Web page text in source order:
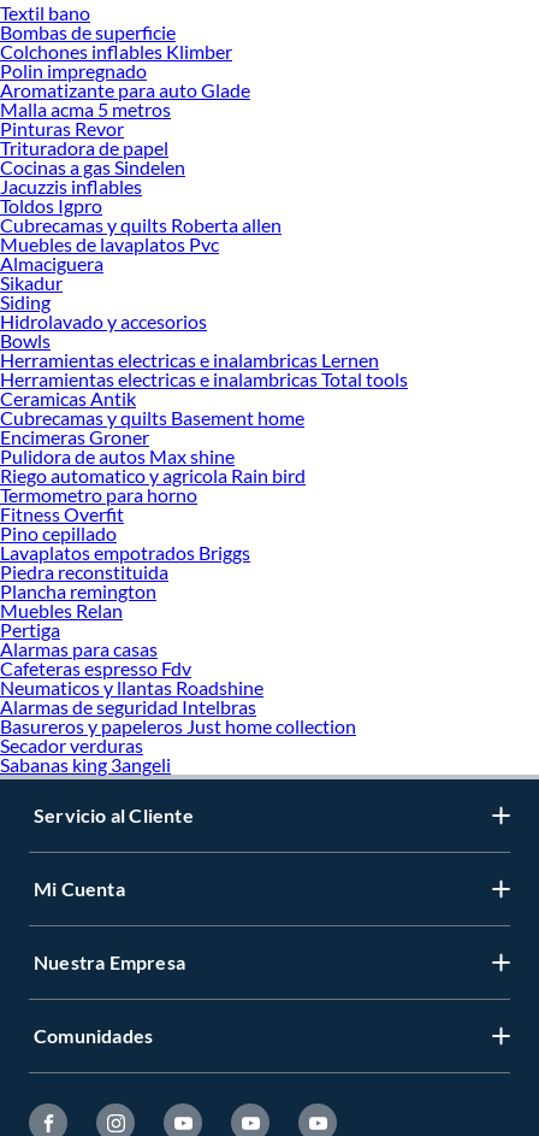
Desde remodelaciones hasta proyectos de decoración, estamos aquí para hacer
tus ideas realidad. ¡Visítanos y encuentra todo lo que tenemos para ofrecerte en
Receptáculos de ducha!
Explora la variedad de productos de Receptáculos de ducha en Sodimac
Herramientas, materiales y accesorios de calidad para tus proyectos y
renovación de espacios. ¡Visítanos y descubre todo lo que tenemos para
ofrecerte!
Encuentra una amplia variedad de productos de Receptáculos de ducha en
Sodimac. Encuentra todo lo necesario para tus proyectos de renovación y
decoración. ¡Visítanos y haz tus ideas realidad!
Textil bano
Bombas de superficie
Colchones inflables Klimber
Polin impregnado
Aromatizante para auto Glade
Malla acma 5 metros
Pinturas Revor
Trituradora de papel
Cocinas a gas Sindelen
Jacuzzis inflables
Toldos Igpro
Cubrecamas y quilts Roberta allen
Muebles de lavaplatos Pvc
Almaciguera
Sikadur
Siding
Hidrolavado y accesorios
Bowls
Herramientas electricas e inalambricas Lernen
Herramientas electricas e inalambricas Total tools
Ceramicas Antik
Cubrecamas y quilts Basement home
Encimeras Groner
Pulidora de autos Max shine
Riego automatico y agricola Rain bird
Termometro para horno
Fitness Overfit
Pino cepillado
Lavaplatos empotrados Briggs
Piedra reconstituida
Plancha remington
Muebles Relan
Pertiga
Alarmas para casas
Cafeteras espresso Fdv
Neumaticos y llantas Roadshine
Alarmas de seguridad Intelbras
Basureros y papeleros Just home collection
Secador verduras
Sabanas king 3angeli
Servicio al Cliente
Mi Cuenta
Nuestra Empresa
Comunidades